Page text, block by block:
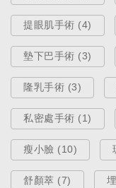
醫療新知
臥蠶是什麼
提眼肌手術 (4)
墊下巴手術 (3)
隆乳手術 (3)
私密處手術 (1)
瘦小臉 (10)
舒顏萃 (7)